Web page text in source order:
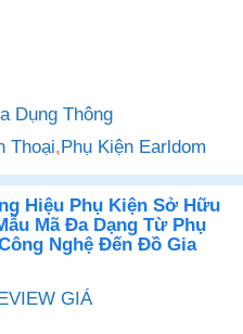
Dụng Thông
Thoại,Phụ Kiện Earldom
Hiệu Phụ Kiện Sở Hữu
Mã Đa Dạng Từ Phụ
Nghệ Đến Đồ Gia
GIÁ